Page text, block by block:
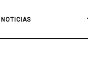
NOTICIAS